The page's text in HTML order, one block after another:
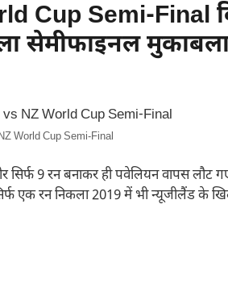
Cup Semi-Final
सेमीफाइनल
World Cup Semi-Final
सिर्फ 9 रन बनाकर ही पवेलियन वापस
एक रन निकला 2019 में भी न्यूजीलैंड के